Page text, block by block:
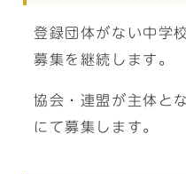
登録団体がない中学
募集を継続します。
協会・連盟が主体と
にて募集します。